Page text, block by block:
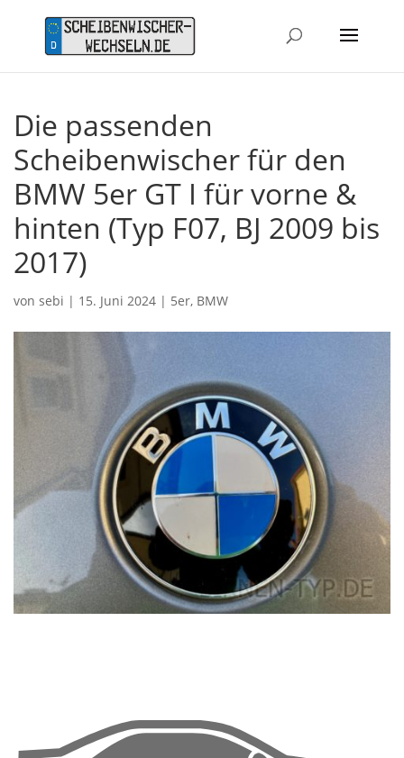
Die passenden
Scheibenwischer für den
BMW 5er GT I für vorne &
hinten (Typ F07, BJ 2009 bis
2017)
von sebi | 15. Juni 2024 | 5er, BMW